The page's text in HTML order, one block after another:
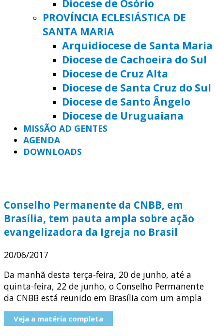
Diocese de Osório
PROVÍNCIA ECLESIÁSTICA DE
SANTA MARIA
Arquidiocese de Santa Maria
Diocese de Cachoeira do Sul
Diocese de Cruz Alta
Diocese de Santa Cruz do Sul
Diocese de Santo Ângelo
Diocese de Uruguaiana
MISSÃO AD GENTES
AGENDA
DOWNLOADS
Conselho Permanente da CNBB, em
Brasília, tem pauta ampla sobre ação
evangelizadora da Igreja no Brasil
20/06/2017
Da manhã desta terça-feira, 20 de junho, até a
quinta-feira, 22 de junho, o Conselho Permanente
da CNBB está reunido em Brasília com um ampla
Veja a matéria completa